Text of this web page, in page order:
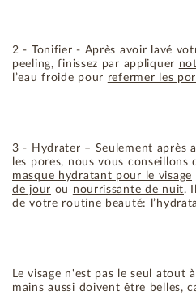
2 - Tonifier - Après avoir lavé
peeling, finissez par appliquer
l’eau froide pour refermer les
3 - Hydrater – Seulement après
les pores, nous vous conseillons
masque hydratant pour le visage
de jour ou nourrissante de nuit.
de votre routine beauté:
Le visage n'est pas le seul atout
mains aussi doivent être belles,